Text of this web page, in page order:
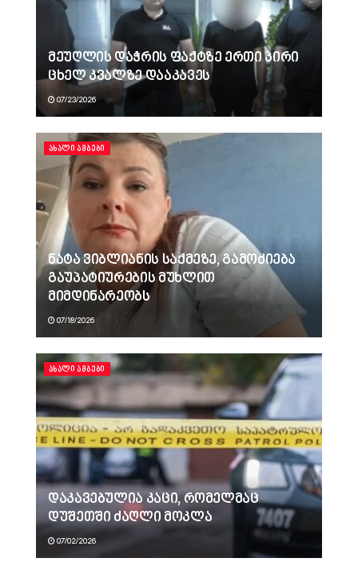
მეუღლის დაჭრის ფაქტზე ერთი პირი
ცხელ კვალზე დააკავეს
07/23/2026
ᲐᲮᲐᲚᲘ ᲐᲛᲑᲔᲑᲘ
ნატა ვიბლიანის საქმეზე, გამოძიება
გაუპატიურების მუხლით
მიმდინარეობს
07/18/2026
ᲐᲮᲐᲚᲘ ᲐᲛᲑᲔᲑᲘ
დაკავებულია კაცი, რომელმაც
დუშეთში ძაღლი მოკლა
07/02/2026